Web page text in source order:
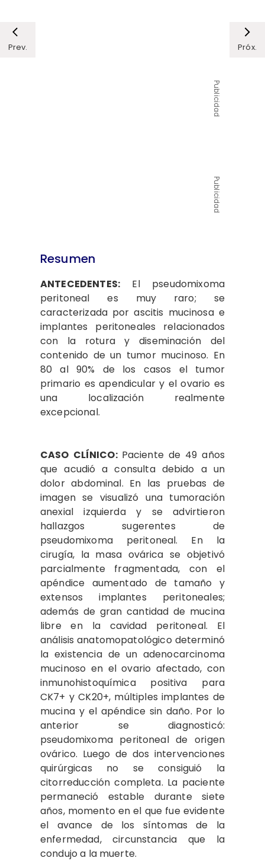
Prev. Próx.
Publicidad
Publicidad
Resumen
ANTECEDENTES:El pseudomixoma
peritoneal es muy raro; se
caracterizada por ascitis mucinosa e
implantes peritoneales relacionados
con la rotura y diseminación del
contenido de un tumor mucinoso. En
80 al 90% de los casos el tumor
primario es apendicular y el ovario es
una localización realmente
excepcional.
CASO CLÍNICO: Paciente de 49 años
que acudió a consulta debido a un
dolor abdominal. En las pruebas de
imagen se visualizó una tumoración
anexial izquierda y se advirtieron
hallazgos sugerentes de
pseudomixoma peritoneal. En la
cirugía, la masa ovárica se objetivó
parcialmente fragmentada, con el
apéndice aumentado de tamaño y
extensos implantes peritoneales;
además de gran cantidad de mucina
libre en la cavidad peritoneal. El
análisis anatomopatológico determinó
la existencia de un adenocarcinoma
mucinoso en el ovario afectado, con
inmunohistoquímica positiva para
CK7+ y CK20+, múltiples implantes de
mucina y el apéndice sin daño. Por lo
anterior se diagnosticó:
pseudomixoma peritoneal de origen
ovárico. Luego de dos intervenciones
quirúrgicas no se consiguió la
citorreducción completa. La paciente
permaneció estable durante siete
años, momento en el que fue evidente
el avance de los síntomas de la
enfermedad, circunstancia que la
condujo a la muerte.